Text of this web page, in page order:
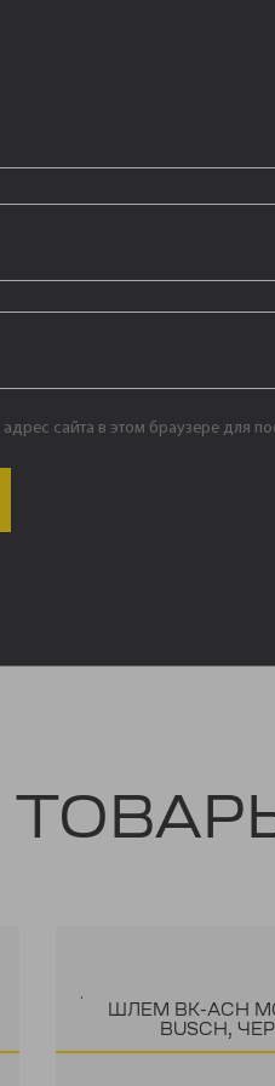
сайта в этом браузере для
.
ШЛЕМ BK-ACH
BUSCH,